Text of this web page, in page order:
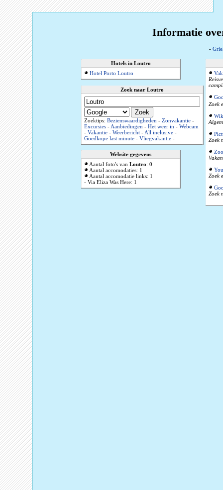
Informatie
-
Hotels in Loutro
Hotel Porto Loutro
Zoek naar Loutro
Zoektips: Bezienswaardigheden - Zonvakantie -
Excursies -Aanbiedingen - Het weer in - Webcam
- Vakantie - Weerbericht -All inclusive -
Goedkope last minute - Vliegvakantie -
Website gegevens
Aantal foto's van Loutro: 0
Aantal accomodaties: 1
Aantal accomodatie links: 1
- Via Eliza Was Here: 1
Zoek
Zoek
Zoek
Zoek